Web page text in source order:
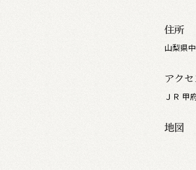
住所
山梨県
アクセ
ＪＲ 甲
地図